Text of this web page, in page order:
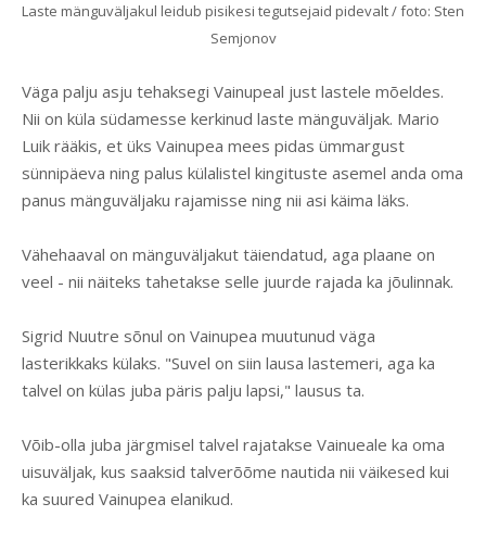
Laste mänguväljakul leidub pisikesi tegutsejaid pidevalt / foto: Sten
Semjonov
Väga palju asju tehaksegi Vainupeal just lastele mõeldes.
Nii on küla südamesse kerkinud laste mänguväljak. Mario
Luik rääkis, et üks Vainupea mees pidas ümmargust
sünnipäeva ning palus külalistel kingituste asemel anda oma
panus mänguväljaku rajamisse ning nii asi käima läks.
Vähehaaval on mänguväljakut täiendatud, aga plaane on
veel - nii näiteks tahetakse selle juurde rajada ka jõulinnak.
Sigrid Nuutre sõnul on Vainupea muutunud väga
lasterikkaks külaks. "Suvel on siin lausa lastemeri, aga ka
talvel on külas juba päris palju lapsi," lausus ta.
Võib-olla juba järgmisel talvel rajatakse Vainueale ka oma
uisuväljak, kus saaksid talverõõme nautida nii väikesed kui
ka suured Vainupea elanikud.